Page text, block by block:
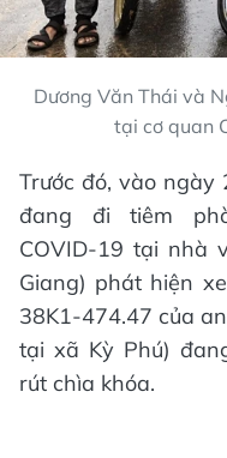
Dương Văn Thái và
tại cơ quan
Trước đó, vào ngày
đang đi tiêm
COVID-19 tại nhà
Giang) phát hiện
38K1-474.47 của
tại xã Kỳ Phú)
rút chìa khóa.